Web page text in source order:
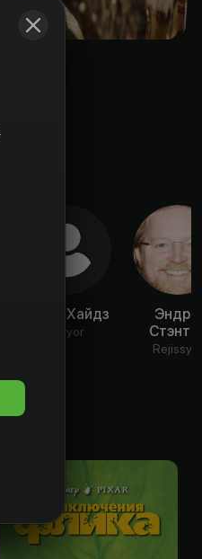
Кирен Хайдз
Aktyor
Эндрю
Rejissyor